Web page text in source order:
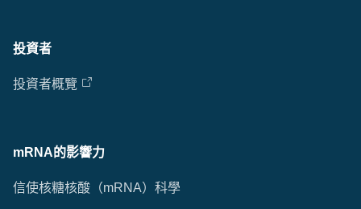
投資者
投資者概覽
mRNA的影響力
信使核糖核酸（mRNA）科學